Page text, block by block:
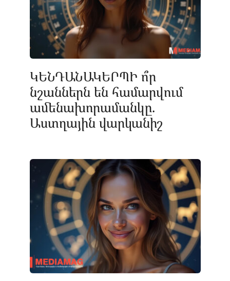
ԿԵՆԴԱՆԱԿԵՐՊԻ ո՞ր
նշաններն են համարվում
ամենախորամանկը.
Աստղային վարկանիշ